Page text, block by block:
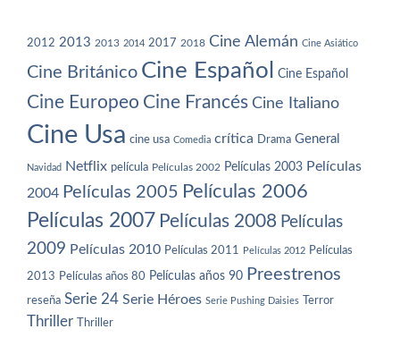
2012 2013 2013 2014 2017 2018 Cine Alemán Cine Asiático
Cine Británico Cine Español Cine Español
Cine Europeo Cine Francés Cine Italiano
Cine Usa cine usa Comedia crítica Drama General
Navidad Netflix película Películas 2002 Películas 2003 Películas
2004 Películas 2005 Películas 2006
Películas 2007 Películas 2008 Películas
2009 Películas 2010 Películas 2011 Películas 2012 Películas
2013 Películas años 80 Películas años 90 Preestrenos
reseña Serie 24 Serie Héroes Serie Pushing Daisies Terror
Thriller Thriller